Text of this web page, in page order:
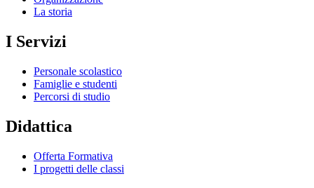
La storia
I Servizi
Personale scolastico
Famiglie e studenti
Percorsi di studio
Didattica
Offerta Formativa
I progetti delle classi